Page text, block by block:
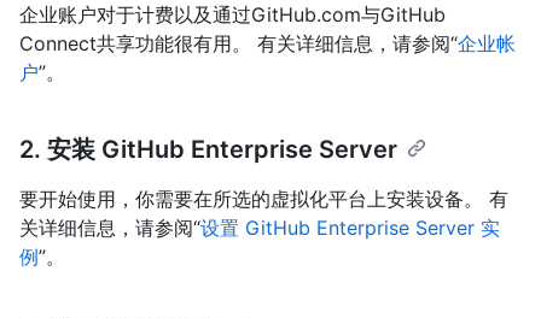
企业账户对于计费以及通过GitHub.com与GitHub
Connect共享功能很有用。 有关详细信息，请参阅“企业帐
户”。
2. 安装 GitHub Enterprise Server
要开始使用，你需要在所选的虚拟化平台上安装设备。 有
关详细信息，请参阅“设置 GitHub Enterprise Server 实
例”。